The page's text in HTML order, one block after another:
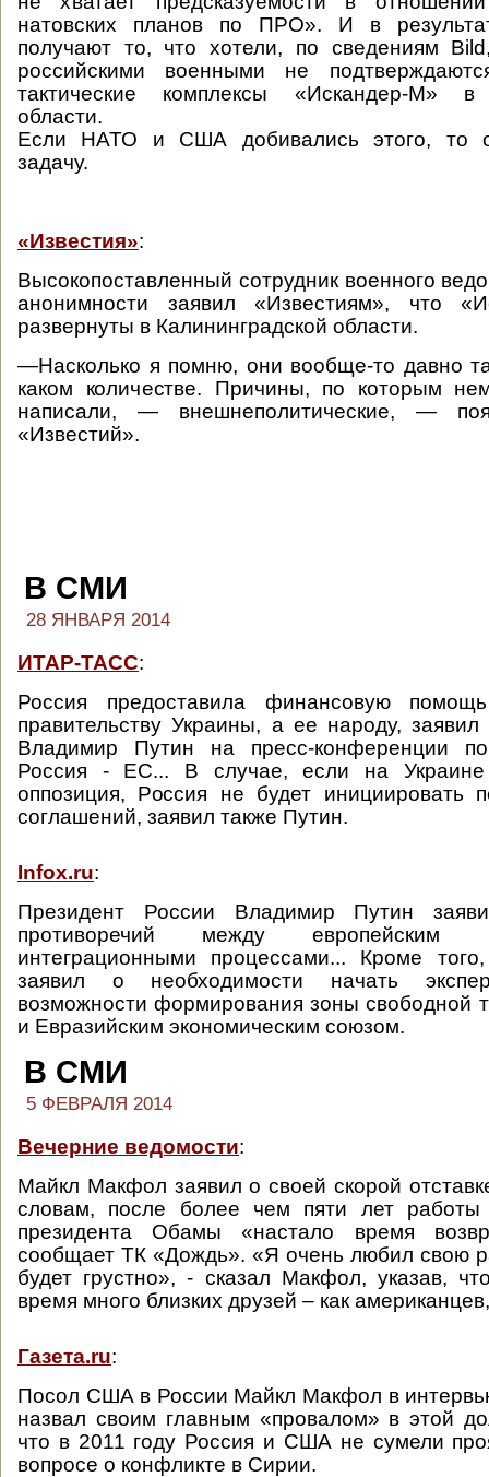
натовских планов по ПРО». И в
получают то, что хотели, по сведениям
российскими военными не
тактические комплексы «Искандер-М» в
области.
Если НАТО и США добивались этого, то
задачу.
«Известия»:
Высокопоставленный сотрудник военного
анонимности заявил «Известиям», что
развернуты в Калининградской области.
—Насколько я помню, они вообще-то давно
каком количестве. Причины, по которым
написали, — внешнеполитические, —
«Известий».
В СМИ
28 ЯНВАРЯ 2014
ИТАР-ТАСС:
Россия предоставила финансовую
правительству Украины, а ее народу,
Владимир Путин на пресс-конференции
Россия - ЕС... В случае, если на Украине
оппозиция, Россия не будет инициировать
соглашений, заявил также Путин.
Infox.ru:
Президент России Владимир Путин
противоречий между европейским
интеграционными процессами... Кроме
заявил о необходимости начать
возможности формирования зоны свободной
и Евразийским экономическим союзом.
В СМИ
5 ФЕВРАЛЯ 2014
Вечерние ведомости:
Майкл Макфол заявил о своей скорой
словам, после более чем пяти лет работы
президента Обамы «настало время
сообщает ТК «Дождь». «Я очень любил свою
будет грустно», - сказал Макфол, указав,
время много близких друзей – как
Газета.ru:
Посол США в России Майкл Макфол в
назвал своим главным «провалом» в этой
что в 2011 году Россия и США не сумели
вопросе о конфликте в Сирии.